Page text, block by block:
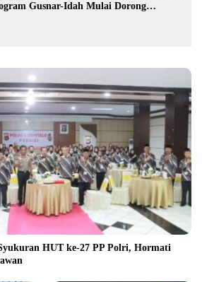
Gusnar-Idah Mulai Dorong
HUT ke-27 PP Polri, Hormati